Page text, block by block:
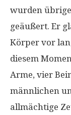
wurden
geäußert. Er
Körper vor
diesem
Arme, vier
männlichen
allmächtige